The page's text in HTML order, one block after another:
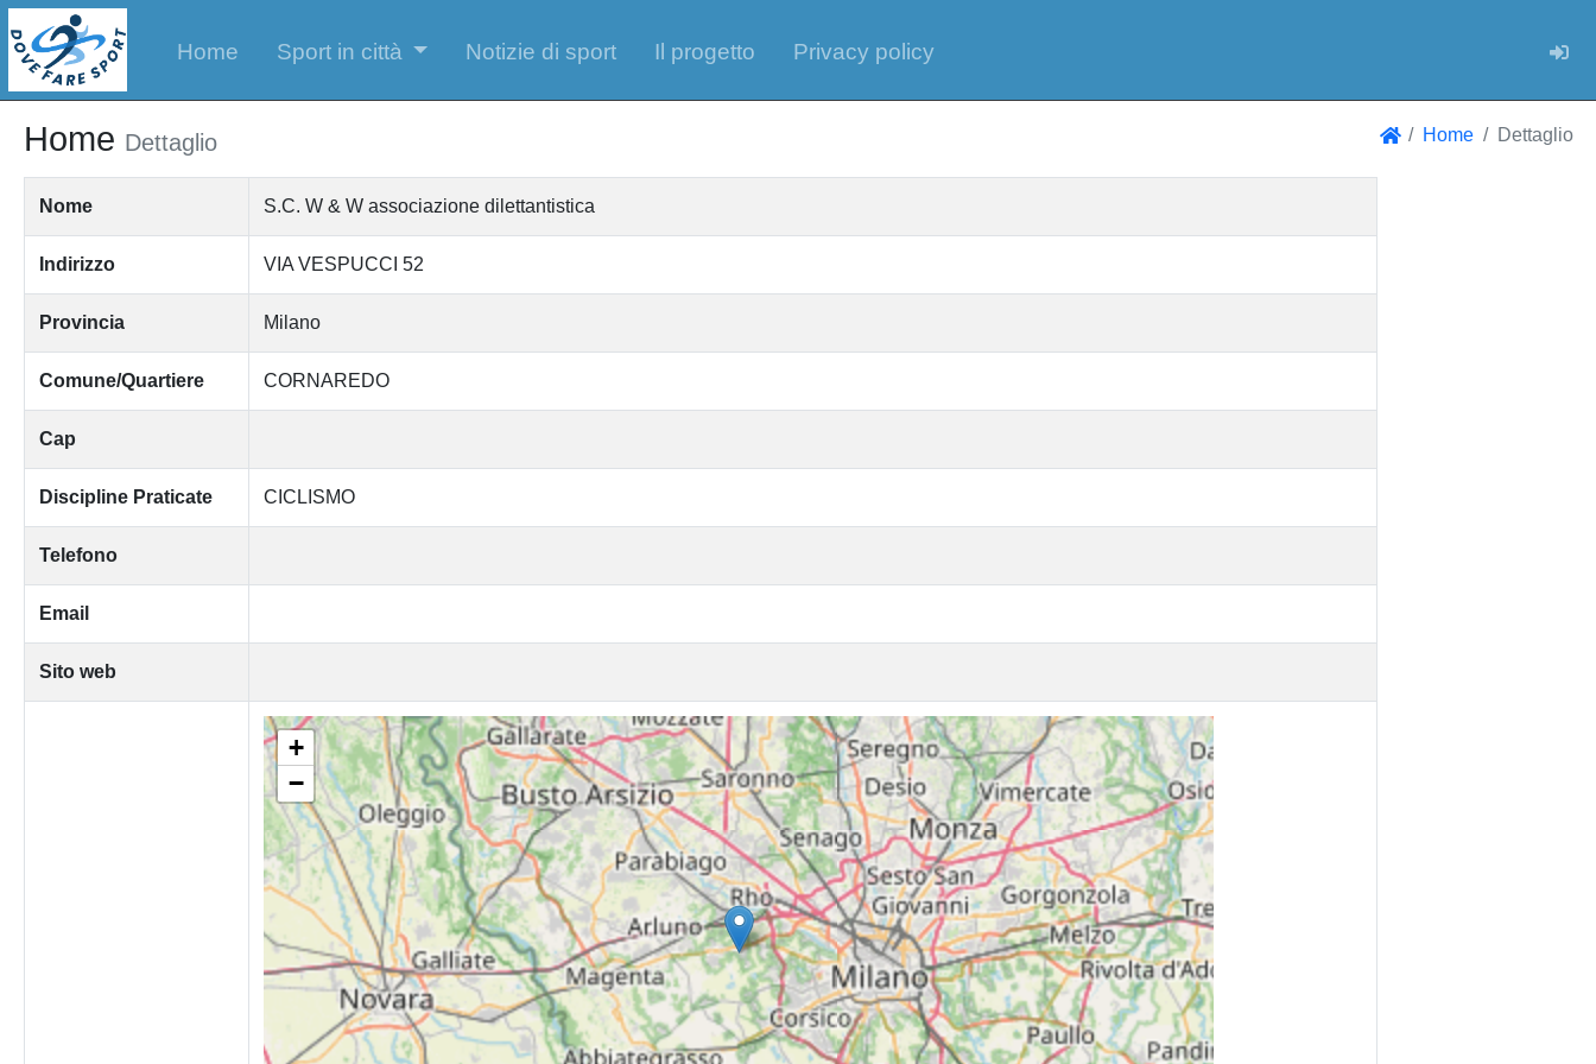
Home Sport in città Notizie di sport Il progetto Privacy policy
Home Dettaglio Home Dettaglio
Nome S.C. W & W associazione dilettantistica
Indirizzo VIA VESPUCCI 52
Provincia Milano
Comune/Quartiere CORNAREDO
Cap
Discipline Praticate CICLISMO
Telefono
Email
Sito web
+
−